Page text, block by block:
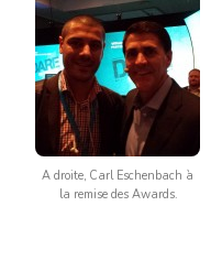
A droite, Carl Eschenbach à
la remise des Awards.